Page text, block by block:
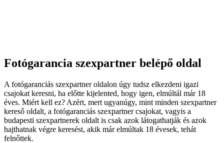
Fotógarancia szexpartner belépő oldal
A fotógaranciás szexpartner oldalon úgy tudsz elkezdeni igazi
csajokat keresni, ha előtte kijelented, hogy igen, elmúltál már 18
éves. Miért kell ez? Azért, mert ugyanúgy, mint minden szexpartner
kereső oldalt, a fotógaranciás szexpartner csajokat, vagyis a
budapesti szexpartnerek oldalt is csak azok látogathatják és azok
hajthatnak végre keresést, akik már elmúltak 18 évesek, tehát
felnőttek.